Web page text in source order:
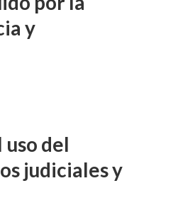
y
del
judiciales y